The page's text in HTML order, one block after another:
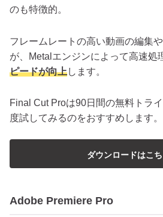
のも特徴的。
フレームレートの高い動画の編集
が、Metalエンジンによって高速処
ピードが向上します。
Final Cut Proは90日間の無料トラ
度試してみるのをおすすめします。
ダウンロードはこ
Adobe Premiere Pro